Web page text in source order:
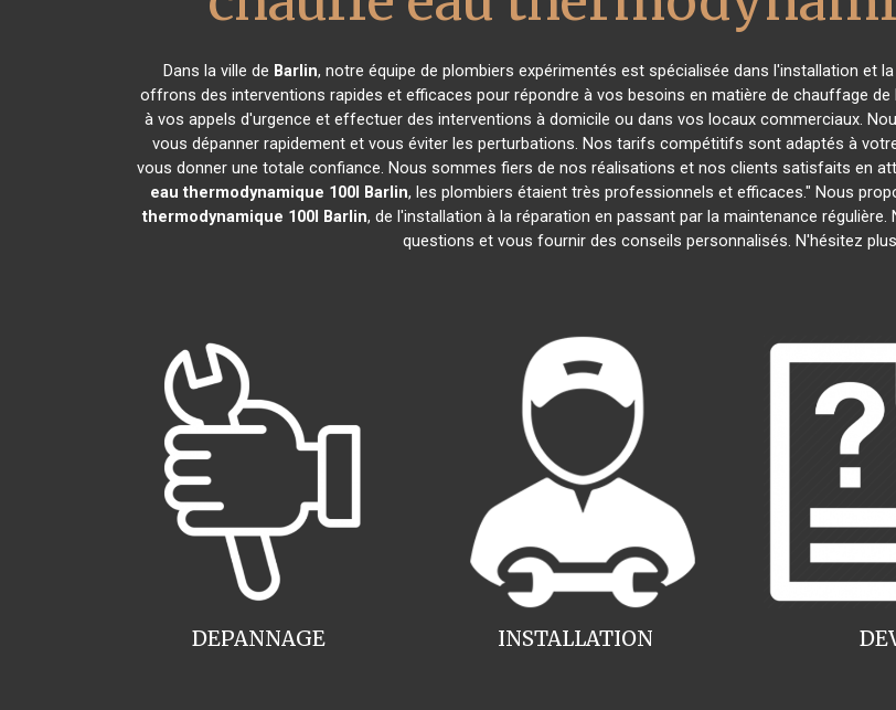
Dans la ville de Barlin, notre équipe de plombiers expérimentés est spécialisée dans l'installation et
offrons des interventions rapides et efficaces pour répondre à vos besoins en matière de chauffage
à vos appels d'urgence et effectuer des interventions à domicile ou dans vos locaux commerciaux.
vous dépanner rapidement et vous éviter les perturbations. Nos tarifs compétitifs sont adaptés à
vous donner une totale confiance. Nous sommes fiers de nos réalisations et nos clients satisfaits en
eau thermodynamique 100l Barlin, les plombiers étaient très professionnels et efficaces." Nous
thermodynamique 100l Barlin, de l'installation à la réparation en passant par la maintenance
questions et vous fournir des conseils personnalisés. N'hésitez
INSTALLATION
DEPANNAGE